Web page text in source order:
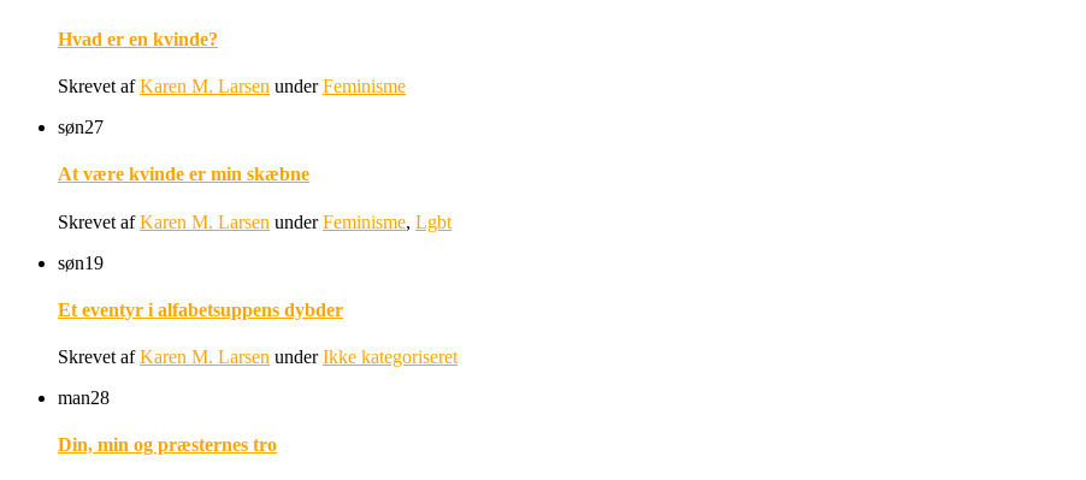
Hvad er en kvinde?
Skrevet afKaren M. Larsen underFeminisme
søn27
At være kvinde er min skæbne
Skrevet afKaren M. Larsen underFeminisme, Lgbt
søn19
Et eventyr i alfabetsuppens dybder
Skrevet afKaren M. Larsen underIkke kategoriseret
man28
Din, min og præsternes tro